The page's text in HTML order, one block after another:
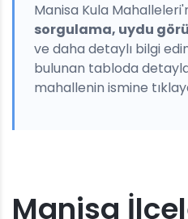
Manisa Kula
sorgulama, uydu
ve daha detaylı bilgi
bulunan tabloda
mahallenin ismine
Manisa